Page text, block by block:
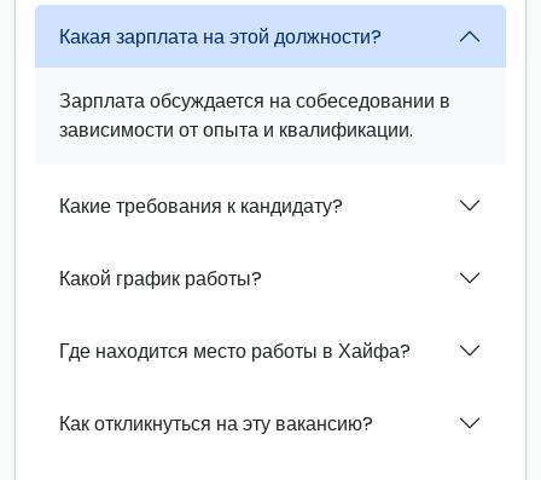
Какая зарплата на этой должности?
Зарплата обсуждается на собеседовании в
зависимости от опыта и квалификации.
Какие требования к кандидату?
Какой график работы?
Где находится место работы в Хайфа?
Как откликнуться на эту вакансию?